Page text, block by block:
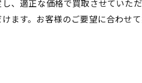
、適正な価格で買取させていた
ます。お客様のご要望に合わせ